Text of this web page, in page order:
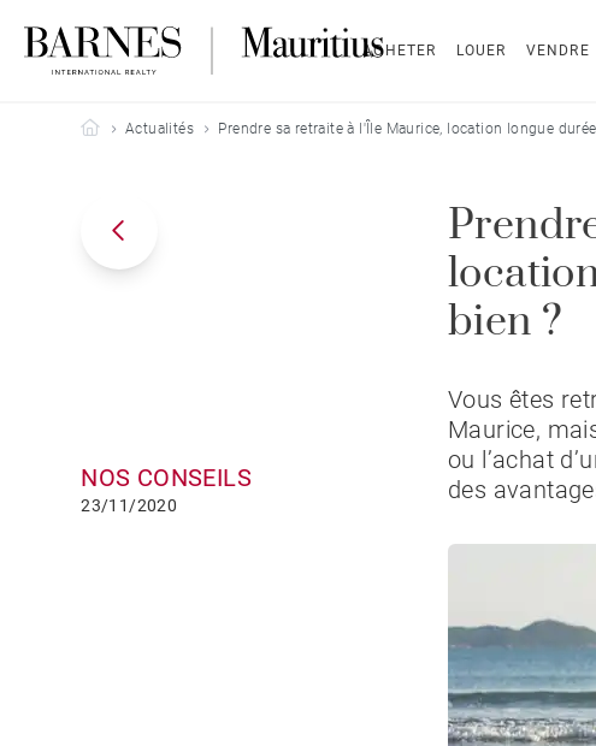
ACHETER LOUER VENDRE
Barnes Mauritius
Actualités Prendre sa retraite à l'Île Maurice, location longue
NOS CONSEILS
23/11/2020
bien ?
Vous êtes
Maurice,
ou l’achat
des